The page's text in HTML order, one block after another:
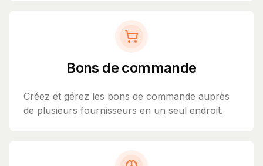
Bons de commande
Créez et gérez les bons de commande auprès
de plusieurs fournisseurs en un seul endroit.